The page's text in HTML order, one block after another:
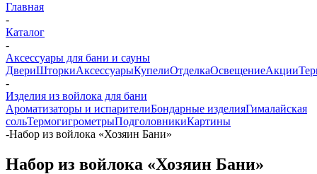
Главная
-
Каталог
-
Аксессуары для бани и сауны
ДвериШторкиАксессуарыКупелиОтделкаОсвещениеАкции
-
Изделия из войлока для бани
Ароматизаторы и испарителиБондарные изделияГималайская
сольТермогигрометрыПодголовникиКартины
-Набор из войлока «Хозяин Бани»
Набор из войлока «Хозяин Бани»